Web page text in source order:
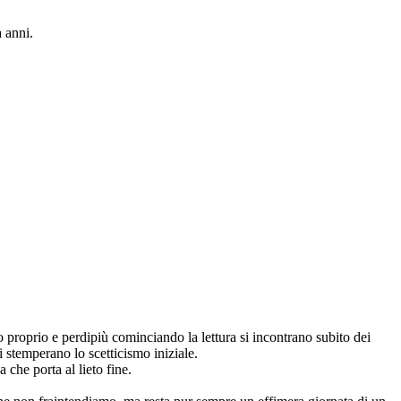
anni.
e perdipiù cominciando la lettura si incontrano subito dei
lo scetticismo iniziale.
che porta al lieto fine.